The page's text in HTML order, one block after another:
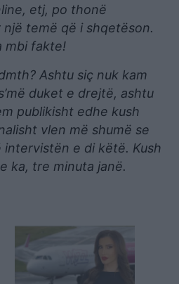
etj, po thonë
temë që i shqetëson.
mbi fakte!
Ashtu siç nuk kam
duket e drejtë, ashtu
publikisht edhe kush
vlen më shumë se
intervistën e di këtë. Kush
ka, tre minuta janë.